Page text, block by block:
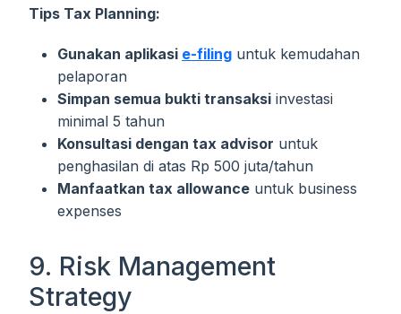
Tips Tax Planning:
Gunakan aplikasi e-filing untuk kemudahan
pelaporan
Simpan semua bukti transaksi investasi
minimal 5 tahun
Konsultasi dengan tax advisor untuk
penghasilan di atas Rp 500 juta/tahun
Manfaatkan tax allowance untuk business
expenses
9. Risk Management
Strategy